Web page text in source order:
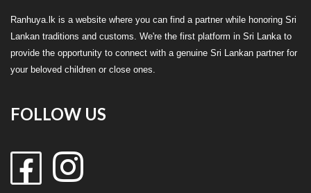
Ranhuya.lk is a website where you can find a partner while honoring Sri
Lankan traditions and customs. We're the first platform in Sri Lanka to
provide the opportunity to connect with a genuine Sri Lankan partner for
your beloved children or close ones.
FOLLOW US